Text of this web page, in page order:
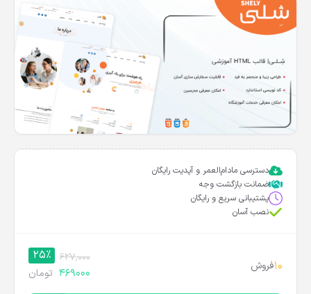
دسترسی مادام‌العمر و آپدیت رایگان
ضمانت بازگشت وجه
پشتیبانی سریع و رایگان
نصب آسان
10فروش
627,000
25%
469000 تومان